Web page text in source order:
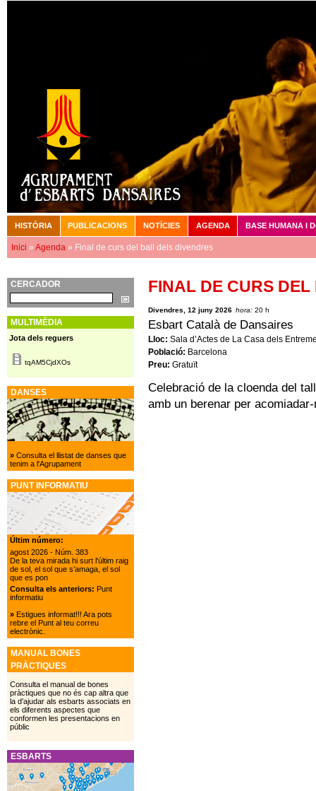
FINAL DE CURS
Divendres, 12 juny 2026 hora: 20 h
Esbart Català de Dansaires
Lloc: Sala d’Actes de La Casa dels
Població: Barcelona
Preu: Gratuït
Celebració de la cloenda del
amb un berenar per
Menú principal
HISTÒRIA PUBLICACIONS NOTÍCIES AGENDA BASE HUMANA I
Esteu aquí
Inici » Agenda » Final de curs del ball dels divendres
CERCADOR
Cerca
MULTIMÈDIA
Jota dels reguers
tqAM5CjdXOs
DANSES
»Consulta el llistat de danses que
tenim a l'Agrupament
PUNT INFORMATIU
Últim número:
agost 2026 - Núm. 383
De la teva mirada hi surt l'últim raig
de sol, el sol que s’amaga, el sol
que es pon
Consulta els anteriors: Punt
informatiu
»Estigues informat!!! Ara pots
rebre el Punt al teu correu
electrònic.
MANUAL BONES
PRÀCTIQUES
Consulta el manual de bones
pràctiques que no és cap altra que
la d’ajudar als esbarts associats en
els diferents aspectes que
conformen les presentacions en
públic
ESBARTS